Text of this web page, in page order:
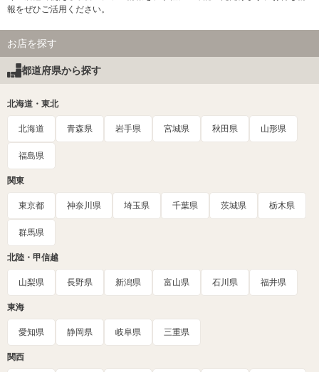
報をぜひご活用ください。
お店を探す
都道府県から探す
北海道・東北
北海道 青森県 岩手県 宮城県 秋田県 山形県
福島県
関東
東京都 神奈川県 埼玉県 千葉県 茨城県 栃木県
群馬県
北陸・甲信越
山梨県 長野県 新潟県 富山県 石川県 福井県
東海
愛知県 静岡県 岐阜県 三重県
関西